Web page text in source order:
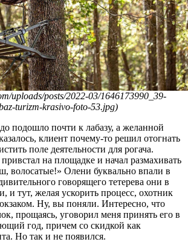
uploads/posts/2022-03/1646173990_39-
turizm-krasivo-foto-53.jpg)
подошло почти к лабазу, а желанной
клиент почему-то решил отогнать
поле деятельности для рогача.
на площадке и начал размахивать
волосатые!» Олени буквально впали в
говорящего тетерева они в
и тут, желая ускорить процесс, охотник
Ну, вы поняли. Интересно, что
прощаясь, уговорил меня принять его в
год, причем со скидкой как
Но так и не появился.